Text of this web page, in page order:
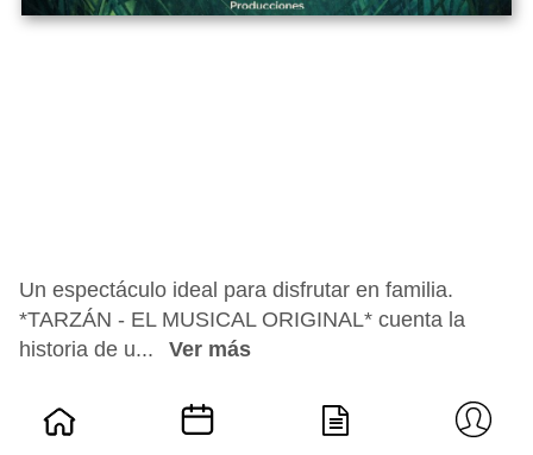
Un espectáculo ideal para disfrutar en familia.
*TARZÁN - EL MUSICAL ORIGINAL* cuenta la
historia de u...
Ver más